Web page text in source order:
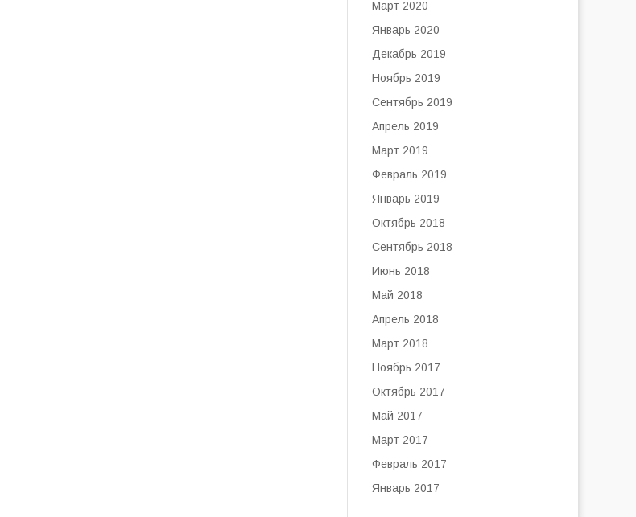
Март 2020
Январь 2020
Декабрь 2019
Ноябрь 2019
Сентябрь 2019
Апрель 2019
Март 2019
Февраль 2019
Январь 2019
Октябрь 2018
Сентябрь 2018
Июнь 2018
Май 2018
Апрель 2018
Март 2018
Ноябрь 2017
Октябрь 2017
Май 2017
Март 2017
Февраль 2017
Январь 2017